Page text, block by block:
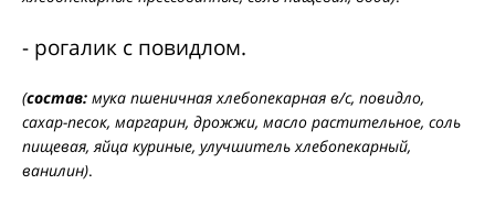
- рогалик с повидлом.
(состав: мука пшеничная хлебопекарная в/с, повидло,
сахар-песок, маргарин, дрожжи, масло растительное, соль
пищевая, яйца куриные, улучшитель хлебопекарный,
ванилин).